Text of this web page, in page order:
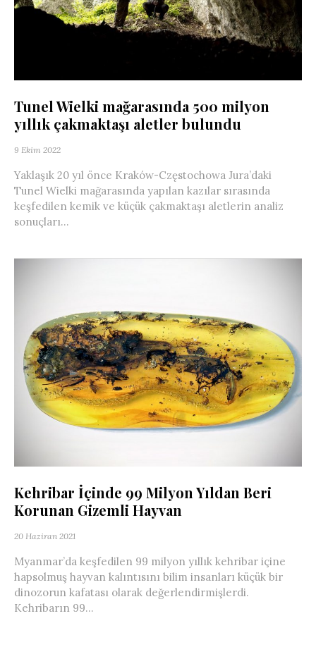
Tunel Wielki mağarasında 500 milyon
yıllık çakmaktaşı aletler bulundu
9 Ekim 2022
Yaklaşık 20 yıl önce Kraków-Częstochowa Jura’daki
Tunel Wielki mağarasında yapılan kazılar sırasında
keşfedilen kemik ve küçük çakmaktaşı aletlerin analiz
sonuçları...
Kehribar İçinde 99 Milyon Yıldan Beri
Korunan Gizemli Hayvan
20 Haziran 2021
Myanmar’da keşfedilen 99 milyon yıllık kehribar içine
hapsolmuş hayvan kalıntısını bilim insanları küçük bir
dinozorun kafatası olarak değerlendirmişlerdi.
Kehribarın 99...